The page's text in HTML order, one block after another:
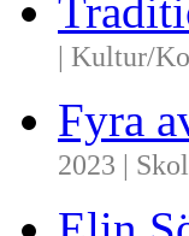
| Kultur/
Fyra
2023 |